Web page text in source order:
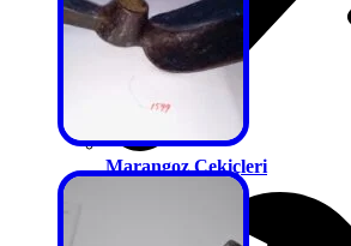
Marangoz Çekiçleri